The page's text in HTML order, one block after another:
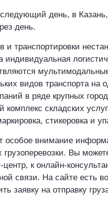
день, в
день.
транспортировки
индивидуальная
видов транспорта
в ряде крупных
комплекс складских
стикеровка и
особое внимание
грузоперевозки. Вы
центр, к онлайн-
связи. На сайте есть
заявку на отправку